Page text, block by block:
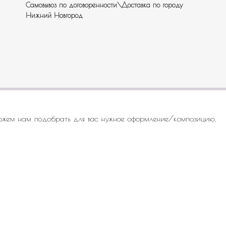
Самовывоз по договоренности\Доставка по городу
Нижний Новгород
нам подобрать для вас нужное оформление/композицию.